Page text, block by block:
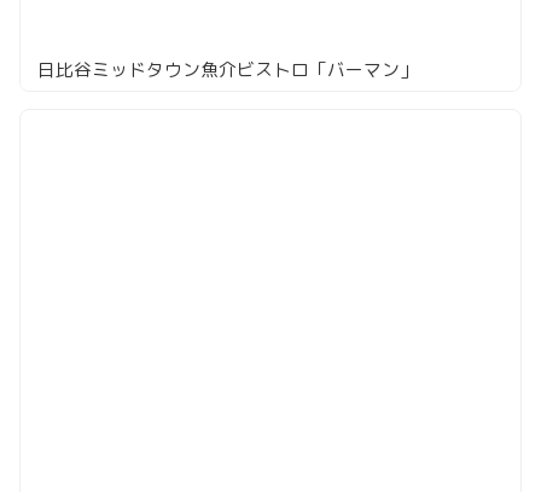
日比谷ミッドタウン魚介ビストロ「バーマン」